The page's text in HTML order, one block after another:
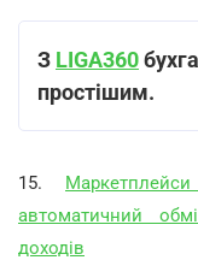
З LIGA360
простішим.
15.
автоматичний
доходів